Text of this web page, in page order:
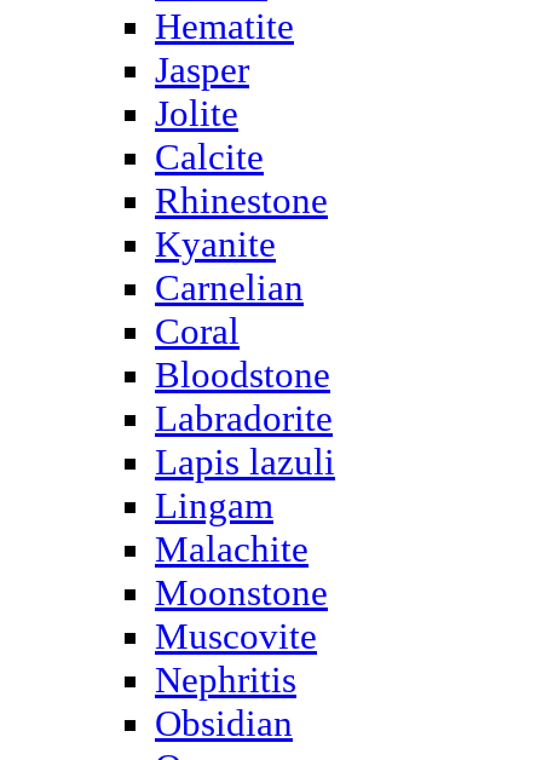
Hematite
Jasper
Jolite
Calcite
Rhinestone
Kyanite
Carnelian
Coral
Bloodstone
Labradorite
Lapis lazuli
Lingam
Malachite
Moonstone
Muscovite
Nephritis
Obsidian